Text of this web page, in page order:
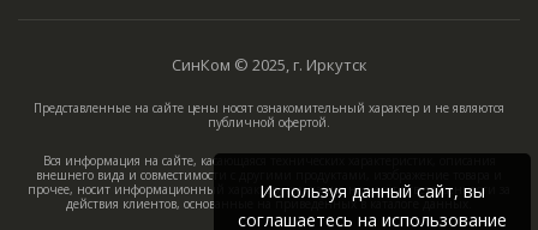
Используя данный сайт, вы
соглашаетесь на использование
СинКом © 2025, г. Иркутск
Представленные на сайте цены носят ознакомительный характер и не являются
публичной офертой.
Вся информация на сайте, касающаяся технических характеристик, описания
внешнего вида и совместимости с другими продуктами, изображение товара и
прочее, носит информационный характер, компания не несёт ответственности за
действия клиентов, основанные на приведённых в каталоге данных.